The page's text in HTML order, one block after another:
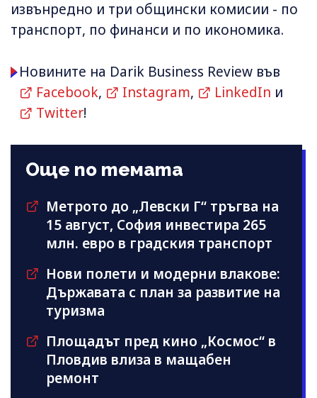
извънредно и три общински комисии - по
транспорт, по финанси и по икономика.
Новините на Darik Business Review във
Facebook, Instagram, LinkedIn и
Twitter!
Още по темата
Метрото до „Левски Г“ тръгва на
15 август, София инвестира 265
млн. евро в градския транспорт
Нови полети и модерни влакове:
Държавата с план за развитие на
туризма
Площадът пред кино „Космос“ в
Пловдив влиза в мащабен
ремонт